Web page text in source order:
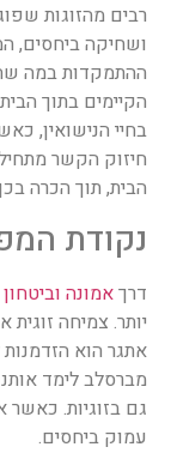
רבים מהזוגות
ושחיקה ביחסים,
ההתמקדות במה
הקיימים בתוך
בחיי הנישואין,
חיזוק הקשר
הבית, תוך הכרה
נקודת
דרךאמונה וביטחון
יותר. צמיחה
אתגר הוא
מברסלב לימד
גם בזוגיות.
עמוק ביחסים.